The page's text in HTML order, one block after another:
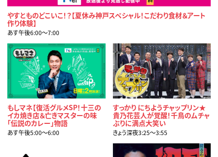
やすとものどこいこ！？【夏休み神戸スペシャル！こだわり食材＆アート
作り体験】
あす午後6:00〜7:00
もしマネ【復活グルメSP！十三の
イカ焼き店＆亡きマスターの味
「伝説のカレー」物語
あす午後5:00〜6:00
すっかり にちようチャップリン★
貴乃花芸人が覚醒！千鳥のムチャ
ぶりに満点大笑い
きょう深夜3:25〜3:55